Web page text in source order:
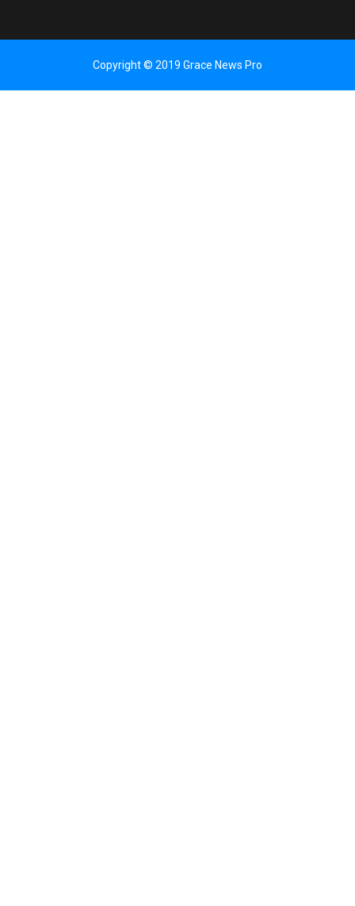
Copyright © 2019 Grace News Pro